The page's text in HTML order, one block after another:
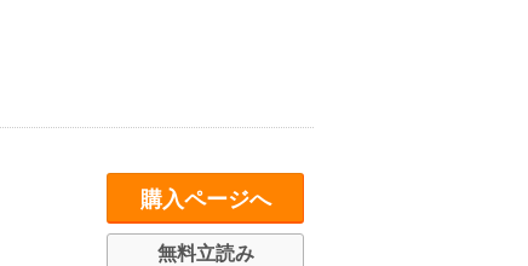
購入ページへ
無料立読み